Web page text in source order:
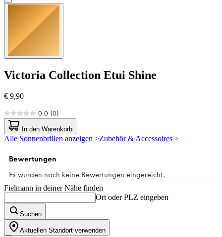
Victoria Collection Etui Shine
€ 9,90
0.0 (0)
0.0
von
5
Sternen.
In den Warenkorb
Alle Sonnenbrillen anzeigen >Zubehör & Accessoires >
Fielmann in deiner Nähe finden
Ort oder PLZ eingeben
Suchen
Aktuellen Standort verwenden